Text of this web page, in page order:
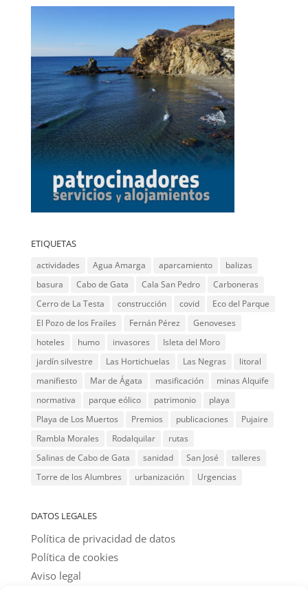
ETIQUETAS
actividades Agua Amarga aparcamiento
balizas
basura
Cabo de Gata Cala San Pedro
Carboneras
Cerro de La Testa
construcción covid
Eco del Parque
El Pozo de los Frailes
Fernán Pérez
Genoveses
hoteles
humo invasores
Isleta del Moro
jardín silvestre
Las Hortichuelas Las Negras
litoral
manifiesto
Mar de Ágata masificación
minas Alquife
normativa
parque eólico patrimonio
playa
Playa de Los Muertos
Premios publicaciones
Pujaire
Rambla Morales
Rodalquilar
rutas
Salinas de Cabo de Gata
sanidad San José
talleres
Torre de los Alumbres
urbanización Urgencias
DATOS LEGALES
Política de privacidad de datos
Política de cookies
Aviso legal